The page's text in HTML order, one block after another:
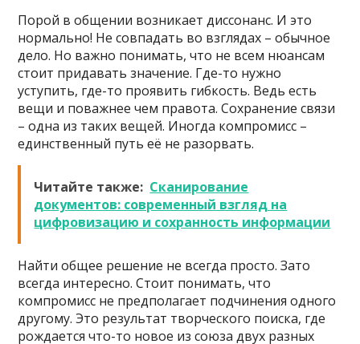
Порой в общении возникает диссонанс. И это
нормально! Не совпадать во взглядах – обычное
дело. Но важно понимать, что не всем нюансам
стоит придавать значение. Где-то нужно
уступить, где-то проявить гибкость. Ведь есть
вещи и поважнее чем правота. Сохранение связи
– одна из таких вещей. Иногда компромисс –
единственный путь её не разорвать.
Читайте также: Сканирование
документов: современный взгляд на
цифровизацию и сохранность информации
Найти общее решение не всегда просто. Зато
всегда интересно. Стоит понимать, что
компромисс не предполагает подчинения одного
другому. Это результат творческого поиска, где
рождается что-то новое из союза двух разных